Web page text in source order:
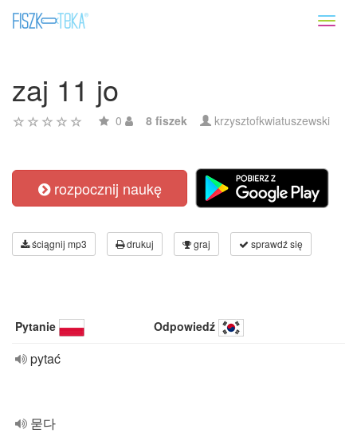
zaj 11 jo
0 8 fiszek krzysztofkwiatuszewski
rozpocznij naukę
ściągnij mp3 drukuj graj sprawdź się
Pytanie Odpowiedź
pytać
묻다